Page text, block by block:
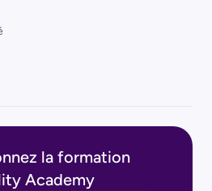
la formation
Academy